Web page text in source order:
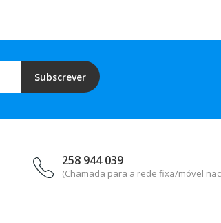
Subscrever
258 944 039
(Chamada para a rede fixa/móvel